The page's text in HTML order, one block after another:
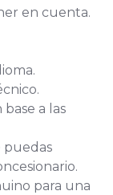
en cuenta.
a las
puedas
para una